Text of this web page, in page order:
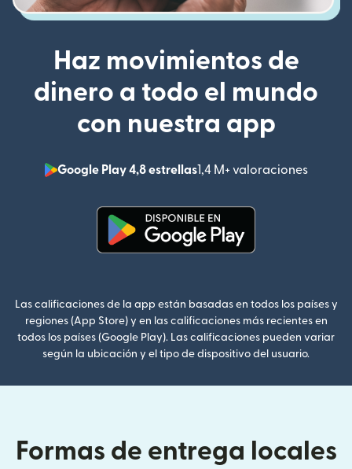
Haz movimientos de
dinero a todo el mundo
con nuestra app
Google Play 4,8 estrellas1,4 M+ valoraciones
(se
Las calificaciones de la app están basadas en todos los países y
regiones (App Store) y en las calificaciones más recientes en
todos los países (Google Play). Las calificaciones pueden variar
según la ubicación y el tipo de dispositivo del usuario.
Formas de entrega locales